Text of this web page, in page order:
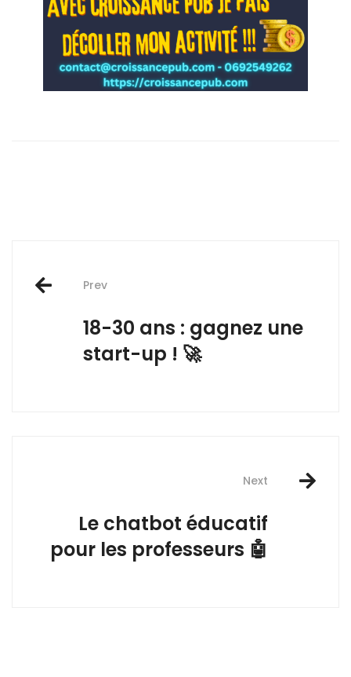
Post
navigation
Prev
18-30 ans : gagnez une
start-up ! 🚀
Next
Le chatbot éducatif
pour les professeurs 🤖